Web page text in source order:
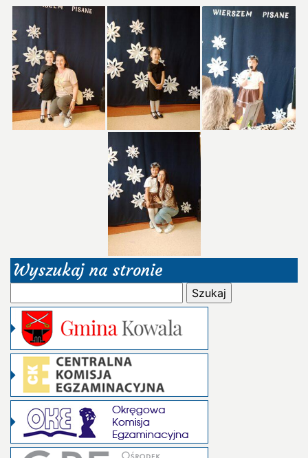
Wyszukaj na stronie